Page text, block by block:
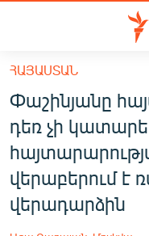
Մատչելիության
հիմնական
բովանդակությանը
Անցնել
հիմնական
մենյուին
Որոնում
ՀԱՅԱՍՏԱՆ
ՔԱՂԱՔԱԿԱՆ
ԸՆՏՐՈՒԹՅՈՒՆՆԵՐ
ԻՐԱՎՈՒՆՔ
ՀԱՍԱՐԱԿՈՒԹՅՈՒՆ
ՀԱՅԱՍՏԱՆ
Փաշինյանը
դեռ չի
վերաբերում է
վերադարձին